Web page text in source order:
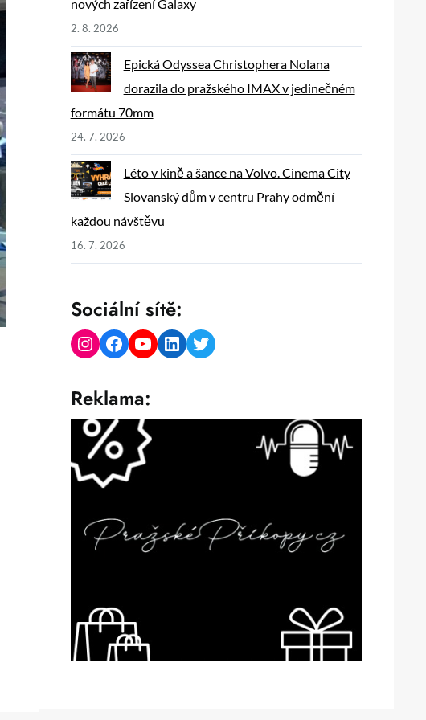
nových zařízení Galaxy
2. 8. 2026
Epická Odyssea Christophera Nolana
dorazila do pražského IMAX v jedinečném
formátu 70mm
24. 7. 2026
Léto v kině a šance na Volvo. Cinema City
Slovanský dům v centru Prahy odmění
každou návštěvu
16. 7. 2026
Sociální sítě:
Instagram Facebook YouTube LinkedIn Twitter
Reklama: